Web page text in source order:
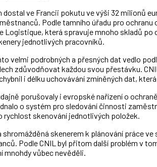
ve Francii pokutu ve výši 32 milionů
Podle tamního úřadu pro ochranu
Logistique, která spravuje mnoho skladů po
jednotlivých pracovníků.
velmi podrobných a přesných dat vedlo
zdůvodňovat každou svou přestávku.
i délku uchovávání zmíněných dat, která
porušovaly i evropské nařízení o
o systém pro sledování činnosti
rychlost skenování jednotlivých položek.
skenerem k plánování práce ve
Podle CNIL byl přitom další problém v
vůbec nevěděli.